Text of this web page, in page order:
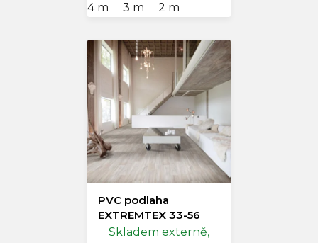
4 m 3 m 2 m
PVC podlaha
EXTREMTEX 33-56
Skladem externě,